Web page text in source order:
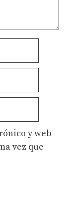
y web
vez que